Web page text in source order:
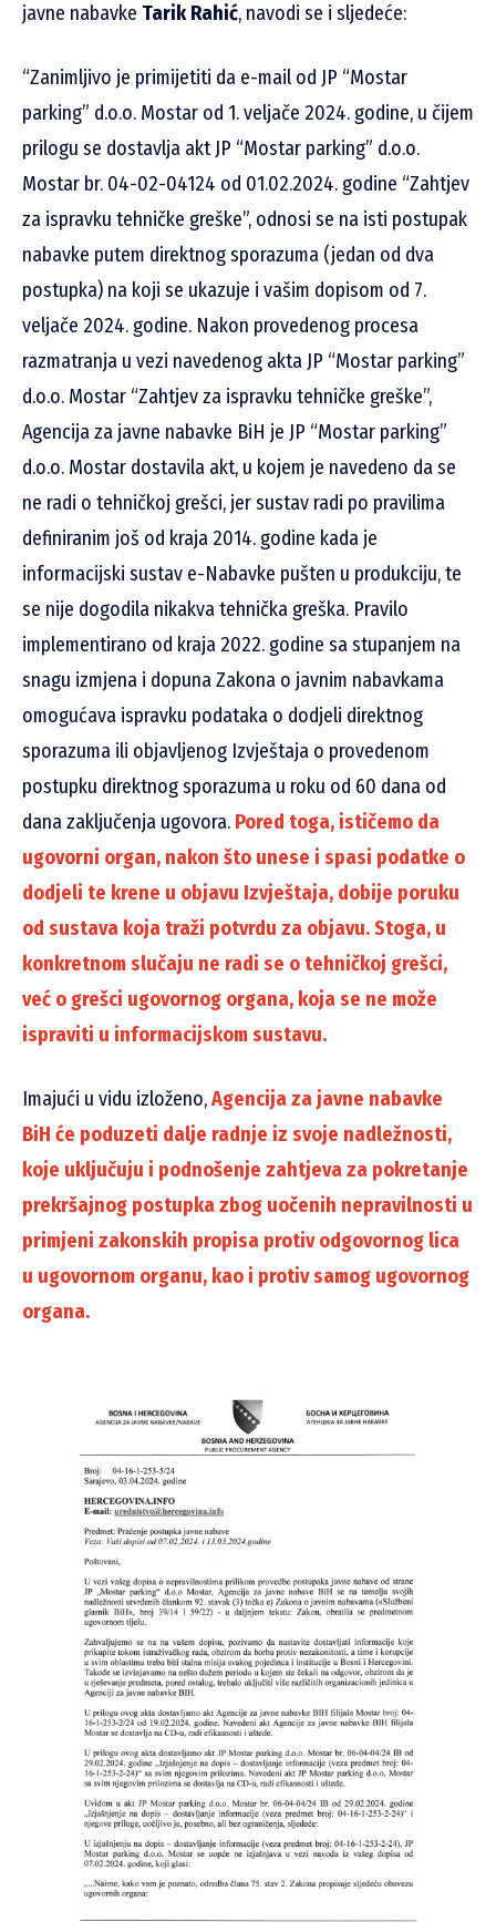
javne nabavke Tarik Rahić, navodi se i sljedeće:
“Zanimljivo je primijetiti da e-mail od JP “Mostar
parking” d.o.o. Mostar od 1. veljače 2024. godine, u čijem
prilogu se dostavlja akt JP “Mostar parking” d.o.o.
Mostar br. 04-02-04124 od 01.02.2024. godine “Zahtjev
za ispravku tehničke greške”, odnosi se na isti postupak
nabavke putem direktnog sporazuma (jedan od dva
postupka) na koji se ukazuje i vašim dopisom od 7.
veljače 2024. godine. Nakon provedenog procesa
razmatranja u vezi navedenog akta JP “Mostar parking”
d.o.o. Mostar “Zahtjev za ispravku tehničke greške”,
Agencija za javne nabavke BiH je JP “Mostar parking”
d.o.o. Mostar dostavila akt, u kojem je navedeno da se
ne radi o tehničkoj grešci, jer sustav radi po pravilima
definiranim još od kraja 2014. godine kada je
informacijski sustav e-Nabavke pušten u produkciju, te
se nije dogodila nikakva tehnička greška. Pravilo
implementirano od kraja 2022. godine sa stupanjem na
snagu izmjena i dopuna Zakona o javnim nabavkama
omogućava ispravku podataka o dodjeli direktnog
sporazuma ili objavljenog Izvještaja o provedenom
postupku direktnog sporazuma u roku od 60 dana od
dana zaključenja ugovora. Pored toga, ističemo da
ugovorni organ, nakon što unese i spasi podatke o
dodjeli te krene u objavu Izvještaja, dobije poruku
od sustava koja traži potvrdu za objavu. Stoga, u
konkretnom slučaju ne radi se o tehničkoj grešci,
već o grešci ugovornog organa, koja se ne može
ispraviti u informacijskom sustavu.
Imajući u vidu izloženo,Agencija za javne nabavke
BiH će poduzeti dalje radnje iz svoje nadležnosti,
koje uključuju i podnošenje zahtjeva za pokretanje
prekršajnog postupka zbog uočenih nepravilnosti u
primjeni zakonskih propisa protiv odgovornog lica
u ugovornom organu, kao i protiv samog ugovornog
organa.